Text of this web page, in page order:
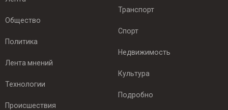
Общество
Политика
Лента мнений
Технологии
Происшествия
Транспорт
Спорт
Недвижимость
Культура
Подробно